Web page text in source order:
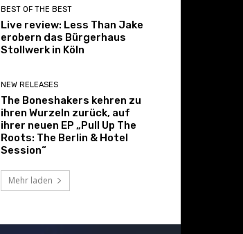
BEST OF THE BEST
Live review: Less Than Jake
erobern das Bürgerhaus
Stollwerk in Köln
NEW RELEASES
The Boneshakers kehren zu
ihren Wurzeln zurück, auf
ihrer neuen EP „Pull Up The
Roots: The Berlin & Hotel
Session“
Mehr laden